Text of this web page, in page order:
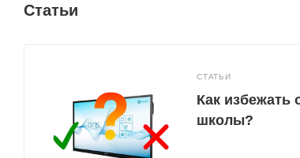
Статьи
СТАТЬИ
Как избежать
школы?